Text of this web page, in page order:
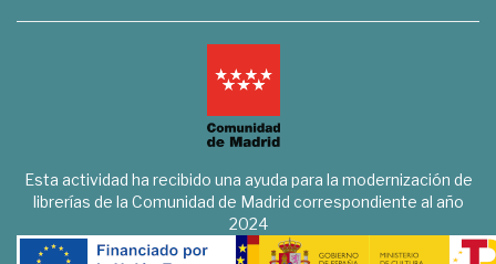
Esta actividad ha recibido una ayuda para la modernización de
librerías de la Comunidad de Madrid correspondiente al año
2024